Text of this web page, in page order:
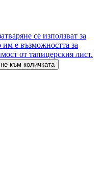
се използват за
им е възможността за
от тапицерския лист.
към количката